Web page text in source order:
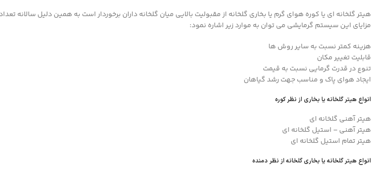
هیتر گلخانه ای یا کوره هوای گرم یا بخاری گلخانه از مقبولیت بالایی میان گلخانه داران برخوردار است به همین دلیل
مزایای این سیستم گرمایشی می توان به موارد زیر اشاره نمود:
هزینه کمتر نسبت به سایر روش ها
قابلیت تغییر مکان
تنوع در قدرت گرمایی نسبت به قیمت
ایجاد هوای پاک و مناسب جهت رشد گیاهان
انواع هیتر گلخانه یا بخاری از نظر کوره
هیتر آهنی گلخانه ای
هیتر آهنی – استیل گلخانه ای
هیتر تمام استیل گلخانه ای
انواع هیتر گلخانه یا بخاری گلخانه از نظر دمنده